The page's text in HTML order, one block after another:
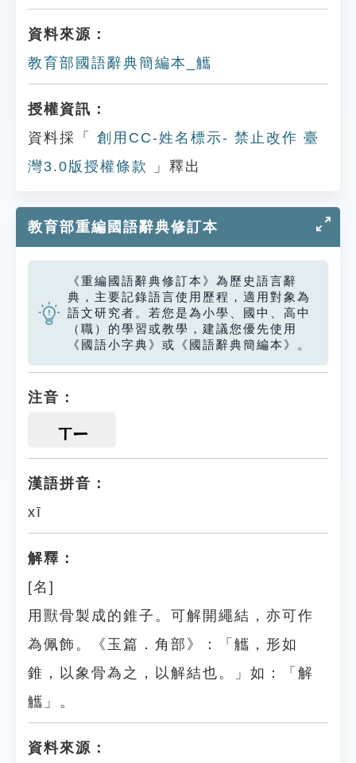
資料來源：
教育部國語辭典簡編本_觿
授權資訊：
資料採「
創用CC-姓名標示- 禁止改作 臺
灣3.0版授權條款
」釋出
教育部重編國語辭典修訂本
《重編國語辭典修訂本》為歷史語言辭
典，主要記錄語言使用歷程，適用對象為
語文研究者。若您是為小學、國中、高中
（職）的學習或教學，建議您優先使用
《國語小字典》或《國語辭典簡編本》。
注音：
ㄒㄧ
漢語拼音：
xī
解釋：
[名]
用獸骨製成的錐子。可解開繩結，亦可作
為佩飾。《玉篇．角部》：「觿，形如
錐，以象骨為之，以解結也。」如：「解
觿」。
資料來源：